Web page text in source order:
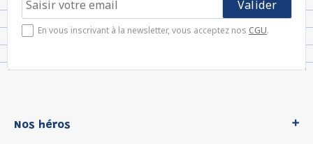
En vous inscrivant à la newsletter, vous acceptez nos CGU.
Nos héros